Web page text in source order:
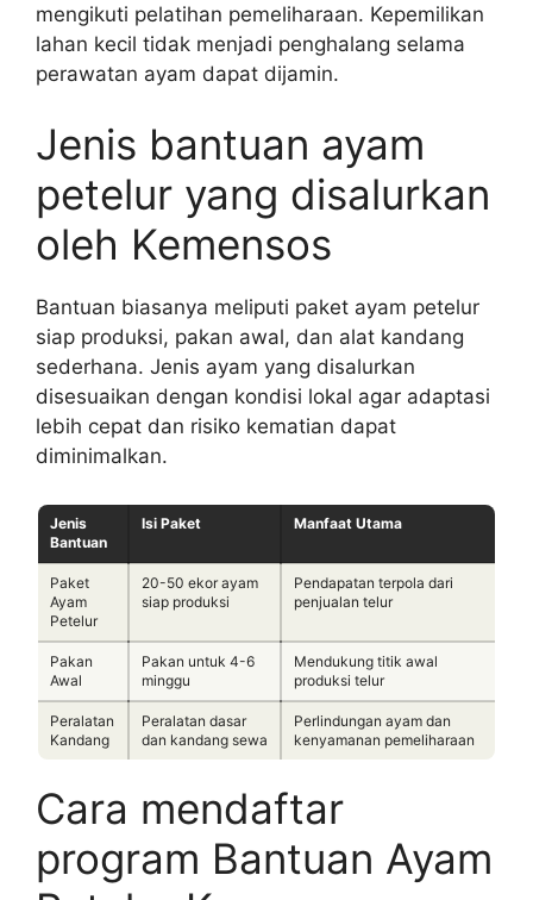
mengikuti pelatihan pemeliharaan. Kepemilikan
lahan kecil tidak menjadi penghalang selama
perawatan ayam dapat dijamin.
Jenis bantuan ayam
petelur yang disalurkan
oleh Kemensos
Bantuan biasanya meliputi paket ayam petelur
siap produksi, pakan awal, dan alat kandang
sederhana. Jenis ayam yang disalurkan
disesuaikan dengan kondisi lokal agar adaptasi
lebih cepat dan risiko kematian dapat
diminimalkan.
Jenis
Bantuan
Isi Paket Manfaat Utama
Paket
Ayam
Petelur
20-50 ekor ayam
siap produksi
Pendapatan terpola dari
penjualan telur
Pakan
Awal
Pakan untuk 4-6
minggu
Mendukung titik awal
produksi telur
Peralatan
Kandang
Peralatan dasar
dan kandang sewa
Perlindungan ayam dan
kenyamanan pemeliharaan
Cara mendaftar
program Bantuan Ayam